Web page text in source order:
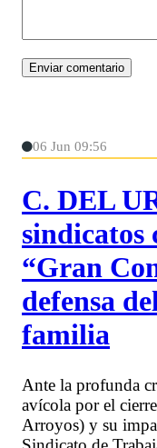
06 Jun 09:56
C. DEL
sindicatos
“Gran
defensa
familia
Ante la profunda
avícola por el
Arroyos) y su